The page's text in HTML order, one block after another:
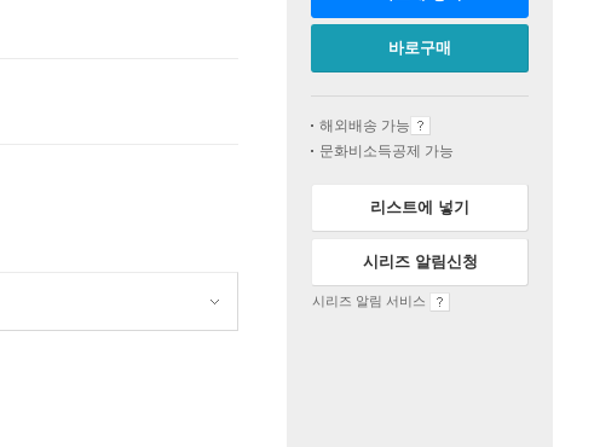
바로구매
해외배송 가능
문화비소득공제 가능
리스트에 넣기
시리즈 알림신청
시리즈 알림 서비스